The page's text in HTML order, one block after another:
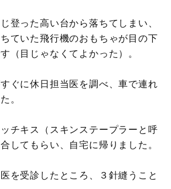
登った高い台から落ちてしまい、
ていた飛行機のおもちゃが目の下
（目じゃなくてよかった）。
ぐに休日担当医を調べ、車で連れ
。
チキス（スキンステープラーと呼
してもらい、自宅に帰りました。
を受診したところ、３針縫うこと